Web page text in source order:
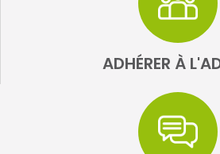
ADHÉRER À